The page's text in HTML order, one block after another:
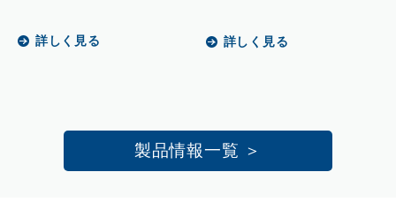
詳しく見る 詳しく見る
製品情報一覧 ＞